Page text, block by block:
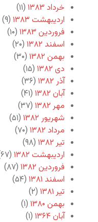
خرداد ۱۳۸۳
(۱۱)
اردیبهشت ۱۳۸۳
(۹)
فروردین ۱۳۸۳
(۱۰)
اسفند ۱۳۸۲
(۲۰)
بهمن ۱۳۸۲
(۳۰)
دی ۱۳۸۲
(۱۵)
آذر ۱۳۸۲
(۳۶)
آبان ۱۳۸۲
(۴۱)
مهر ۱۳۸۲
(۳۷)
شهریور ۱۳۸۲
(۵۱)
مرداد ۱۳۸۲
(۷۰)
تیر ۱۳۸۲
(۹۸)
اردیبهشت ۱۳۸۲
(۶۷)
فروردین ۱۳۸۲
(۸۷)
اسفند ۱۳۸۱
(۵۴)
تیر ۱۳۸۱
(۲)
بهمن ۱۳۸۰
(۱)
آبان ۱۳۶۴
(۱)